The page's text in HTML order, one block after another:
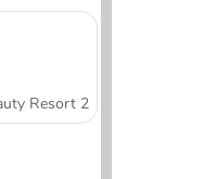
Resort 2